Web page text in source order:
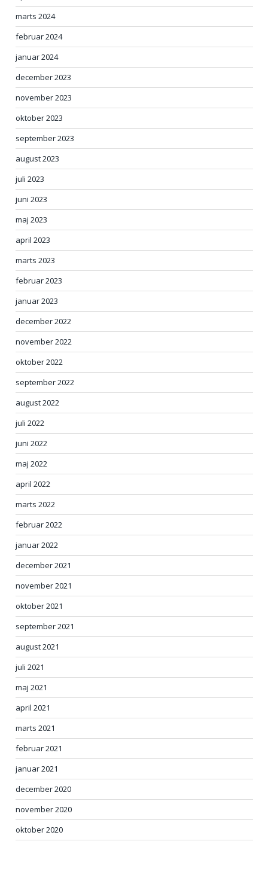
marts 2024
februar 2024
januar 2024
december 2023
november 2023
oktober 2023
september 2023
august 2023
juli 2023
juni 2023
maj 2023
april 2023
marts 2023
februar 2023
januar 2023
december 2022
november 2022
oktober 2022
september 2022
august 2022
juli 2022
juni 2022
maj 2022
april 2022
marts 2022
februar 2022
januar 2022
december 2021
november 2021
oktober 2021
september 2021
august 2021
juli 2021
maj 2021
april 2021
marts 2021
februar 2021
januar 2021
december 2020
november 2020
oktober 2020